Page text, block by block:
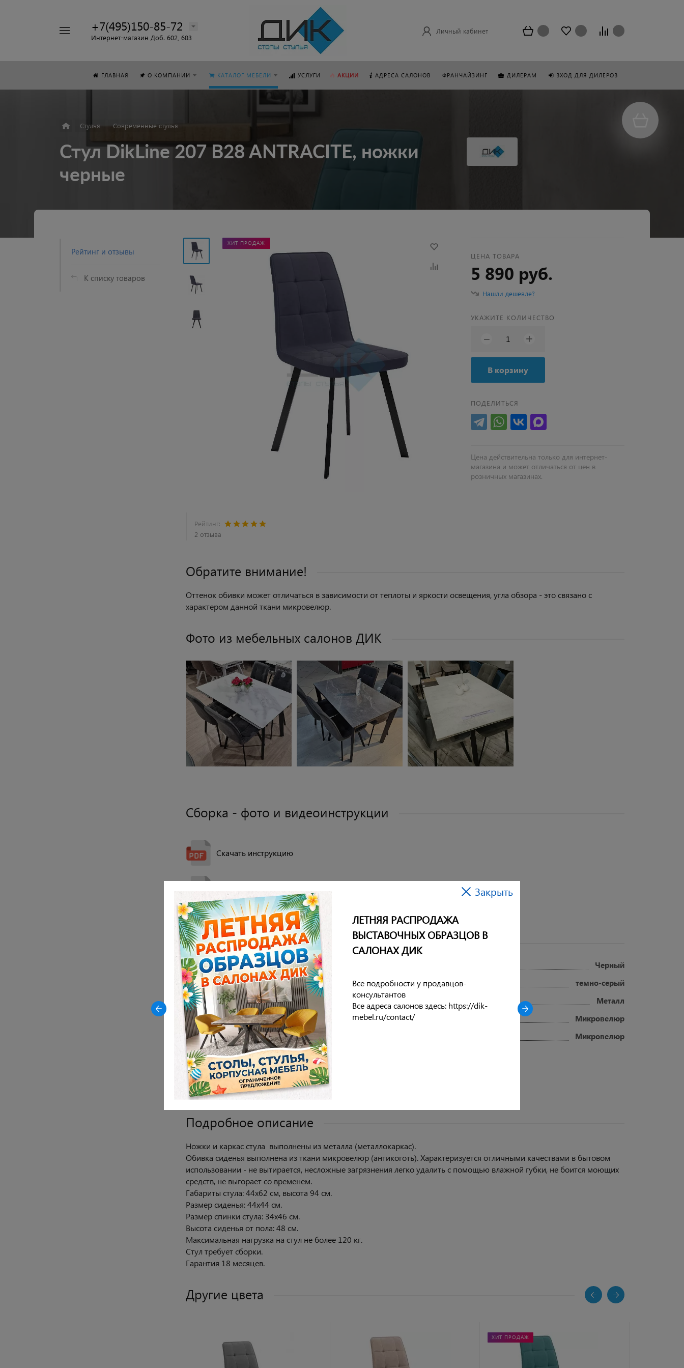
+7(495)150-85-72
Интернет-магазин Доб. 602, 603
Личный кабинет
ГЛАВНАЯ О КОМПАНИИ КАТАЛОГ МЕБЕЛИ УСЛУГИ АКЦИИ АДРЕСА САЛОНОВ ФРАНЧАЙЗИНГ ДИЛЕРАМ ВХОД ДЛЯ ДИЛЕРОВ
Стулья Современные стулья
Стул DikLine 207 B28 ANTRACITE, ножки
черные
Рейтинг и отзывы
К списку товаров
ХИТ ПРОДАЖ
Рейтинг:
2 отзыва
ЦЕНА ТОВАРА
5 890 руб.
Нашли дешевле?
УКАЖИТЕ КОЛИЧЕСТВО
− +
В корзину
ПОДЕЛИТЬСЯ
Цена действительна только для интернет-
магазина и может отличаться от цен в
розничных магазинах.
Обратите внимание!
Оттенок обивки может отличаться в зависимости от теплоты и яркости освещения, угла обзора - это связано с
характером данной ткани микровелюр.
Фото из мебельных салонов ДИК
Сборка - фото и видеоинструкции
Скачать инструкцию
Характеристики
Цвет опор
Черный
Цвет сидения
темно-серый
Материал опор
Металл
Материал сидения
Микровелюр
Материал обивки
Микровелюр
Показать все
Подробное описание
Ножки и каркас стула выполнены из металла (металлокаркас).
Обивка сиденья выполнена из ткани микровелюр (антикоготь). Характеризуется отличными качествами в бытовом
использовании - не вытирается, несложные загрязнения легко удалить с помощью влажной губки, не боится моющих
средств, не выгорает со временем.
Габариты стула: 44х62 см, высота 94 см.
Размер сиденья: 44х44 см.
Размер спинки стула: 34х46 см.
Высота сиденья от пола: 48 см.
Максимальная нагрузка на стул не более 120 кг.
Стул требует сборки.
Гарантия 18 месяцев.
Другие цвета
ХИТ ПРОДАЖ
Закрыть
ЛЕТНЯЯ РАСПРОДАЖА
ВЫСТАВОЧНЫХ ОБРАЗЦОВ В
САЛОНАХ ДИК
Все подробности у продавцов-
консультантов
Все адреса салонов здесь: https://dik-
mebel.ru/contact/